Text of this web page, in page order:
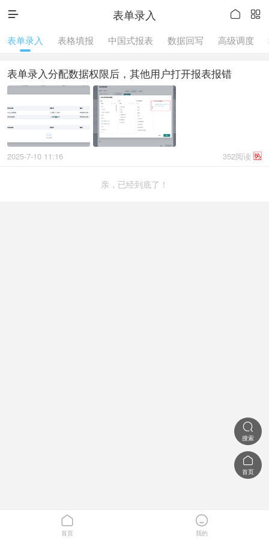
 表单录入 

表单录入 表格填报 中国式报表 数据回写 高级调度
表单录入分配数据权限后，其他用户打开报表报错
热
352阅读
2025-7-10 11:16
亲，已经到底了！

搜索

首页

首页

我的